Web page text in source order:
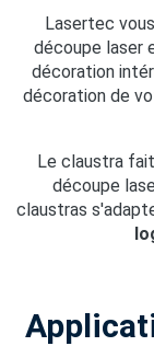
Lasertec
découpe laser
décoration
décoration de
Le claustra
découpe
claustras